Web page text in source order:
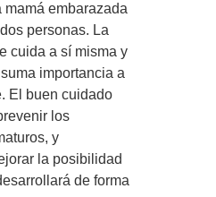
embarazada
personas. La
cuida a sí misma y
importancia a
El buen cuidado
los
y
la posibilidad
de forma